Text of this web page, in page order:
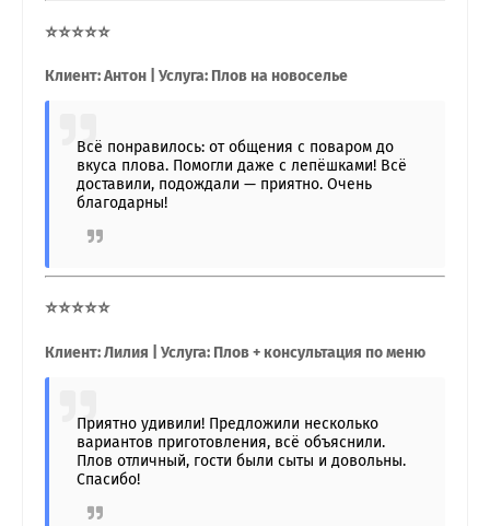
⭐⭐⭐⭐⭐
Клиент: Антон | Услуга: Плов на новоселье
Всё понравилось: от общения с поваром до
вкуса плова. Помогли даже с лепёшками! Всё
доставили, подождали — приятно. Очень
благодарны!
⭐⭐⭐⭐⭐
Клиент: Лилия | Услуга: Плов + консультация по меню
Приятно удивили! Предложили несколько
вариантов приготовления, всё объяснили.
Плов отличный, гости были сыты и довольны.
Спасибо!